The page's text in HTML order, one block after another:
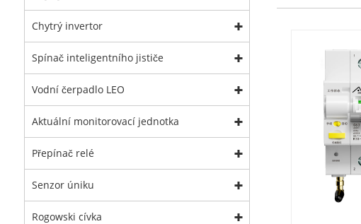
Chytrý invertor
Spínač inteligentního jističe
Vodní čerpadlo LEO
Aktuální monitorovací jednotka
Přepínač relé
Senzor úniku
Rogowski cívka